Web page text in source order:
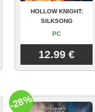
HOLLOW KNIGHT:
SILKSONG
PC
12.99 €
-28%